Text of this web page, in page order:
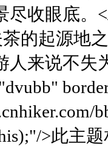
尽收眼底。
起源地之
人来说不失
>此主